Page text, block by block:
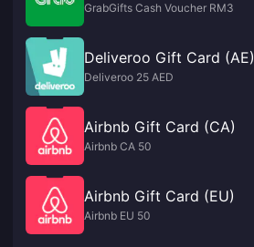
GrabGifts Cash Voucher RM3
Deliveroo Gift Card (AE)
Deliveroo 25 AED
Airbnb Gift Card (CA)
Airbnb CA 50
Airbnb Gift Card (EU)
Airbnb EU 50